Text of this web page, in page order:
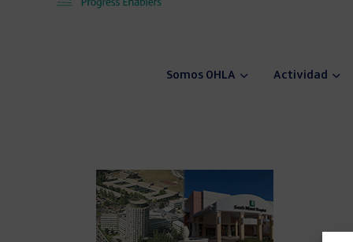
Somos OHLA Actividad